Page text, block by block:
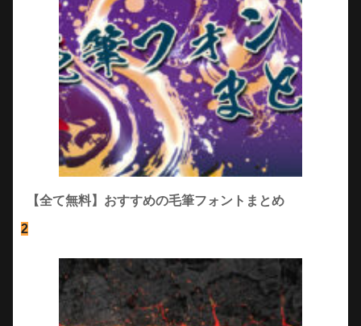
【全て無料】おすすめの毛筆フォントまとめ
2